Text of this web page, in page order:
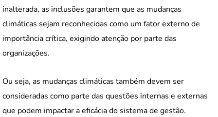
inalterada, as inclusões garantem que as mudanças
climáticas sejam reconhecidas como um fator externo de
importância crítica, exigindo atenção por parte das
organizações.
Ou seja, as mudanças climáticas também devem ser
consideradas como parte das questões internas e externas
que podem impactar a eficácia do sistema de gestão.